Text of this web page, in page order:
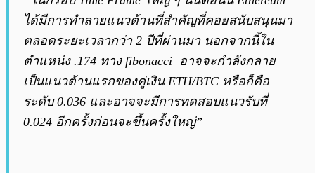
ได้มีการทำลายแนวต้านที่สำคัญที่คอยสนับสนุนมา
ตลอดระยะเวลากว่า 2 ปีที่ผ่านมา นอกจากนี้ใน
ตำแหน่ง .174 ทาง fibonacci อาจจะกำลังกลาย
เป็นแนวต้านแรกของคู่เงิน ETH/BTC หรือก็คือ
ระดับ 0.036 และอาจจะมีการทดสอบแนวรับที่
0.024 อีกครั้งก่อนจะขึ้นครั้งใหญ่”